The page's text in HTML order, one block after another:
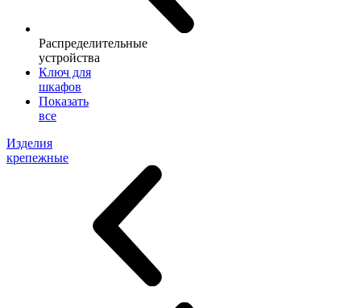
Распределительные
устройства
Ключ для
шкафов
Показать
все
Изделия
крепежные